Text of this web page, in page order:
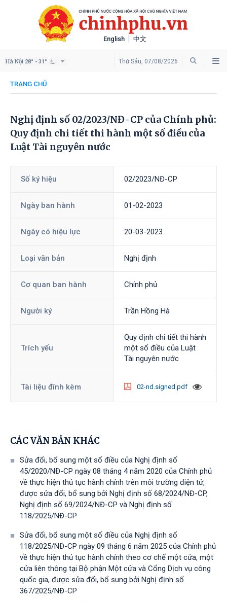
English 中文
Thứ Sáu, 07/08/2026
Hà Nội 28° - 31°
TRANG CHỦ
Nghị định số 02/2023/NĐ-CP của Chính phủ:
Quy định chi tiết thi hành một số điều của
Luật Tài nguyên nước
Số ký hiệu 02/2023/NĐ-CP
Ngày ban hành 01-02-2023
Ngày có hiệu lực 20-03-2023
Loại văn bản Nghị định
Cơ quan ban hành Chính phủ
Người ký Trần Hồng Hà
Trích yếu
Quy định chi tiết thi hành
một số điều của Luật
Tài nguyên nước
Tài liệu đính kèm 02-nd.signed.pdf
CÁC VĂN BẢN KHÁC
Sửa đổi, bổ sung một số điều của Nghị định số
45/2020/NĐ-CP ngày 08 tháng 4 năm 2020 của Chính phủ
về thực hiện thủ tục hành chính trên môi trường điện tử,
được sửa đổi, bổ sung bởi Nghị định số 68/2024/NĐ-CP,
Nghị định số 69/2024/NĐ-CP và Nghị định số
118/2025/NĐ-СР
Sửa đổi, bổ sung một số điều của Nghị định số
118/2025/NĐ-CP ngày 09 tháng 6 năm 2025 của Chính phủ
về thực hiện thủ tục hành chính theo cơ chế một cửa, một
cửa liên thông tại Bộ phận Một cửa và Cổng Dịch vụ công
quốc gia, được sửa đổi, bổ sung bởi Nghị định số
367/2025/NĐ-СР